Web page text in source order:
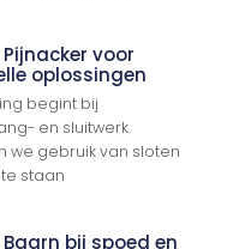
voor
oplossingen
begint bij
en sluitwerk.
we gebruik van sloten
staan
bij spoed en